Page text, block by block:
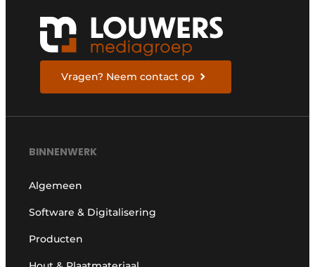
Vragen? Neem contact op
BINNENWERK
Algemeen
Software & Digitalisering
Producten